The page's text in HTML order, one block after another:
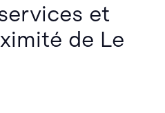
et
de Le